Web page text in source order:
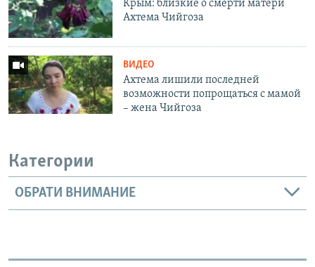
Крым: близкие о смерти матери
Ахтема Чийгоза
ВИДЕО
Ахтема лишили последней
возможности попрощаться с мамой
– жена Чийгоза
Категории
ОБРАТИ ВНИМАНИЕ